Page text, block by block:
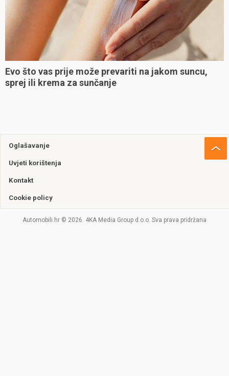
Evo što vas prije može prevariti na jakom suncu,
sprej ili krema za sunčanje
Oglašavanje
Uvjeti korištenja
Kontakt
Cookie policy
Automobili.hr © 2026. 4KA Media Group d.o.o. Sva prava pridržana